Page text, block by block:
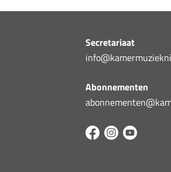
Secretariaat
Abonnementen